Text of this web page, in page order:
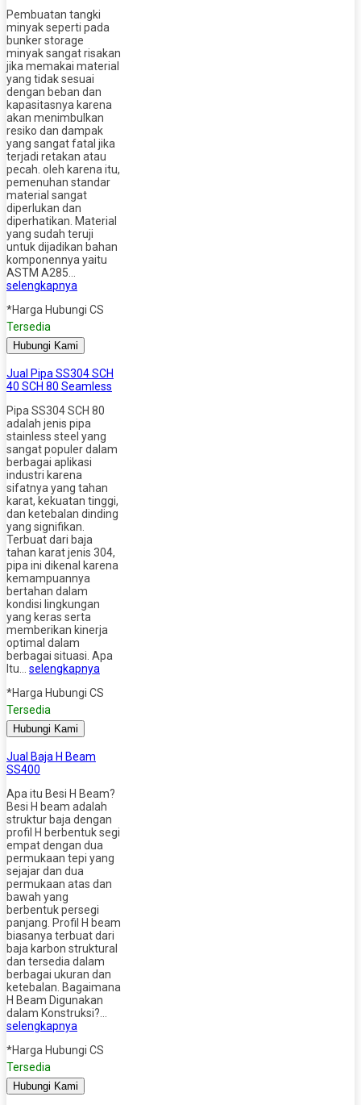
Pembuatan tangki
minyak seperti pada
bunker storage
minyak sangat risakan
jika memakai material
yang tidak sesuai
dengan beban dan
kapasitasnya karena
akan menimbulkan
resiko dan dampak
yang sangat fatal jika
terjadi retakan atau
pecah. oleh karena itu,
pemenuhan standar
material sangat
diperlukan dan
diperhatikan. Material
yang sudah teruji
untuk dijadikan bahan
komponennya yaitu
ASTM A285…
selengkapnya
*Harga Hubungi CS
Tersedia
Hubungi Kami
Jual Pipa SS304 SCH
40 SCH 80 Seamless
Pipa SS304 SCH 80
adalah jenis pipa
stainless steel yang
sangat populer dalam
berbagai aplikasi
industri karena
sifatnya yang tahan
karat, kekuatan tinggi,
dan ketebalan dinding
yang signifikan.
Terbuat dari baja
tahan karat jenis 304,
pipa ini dikenal karena
kemampuannya
bertahan dalam
kondisi lingkungan
yang keras serta
memberikan kinerja
optimal dalam
berbagai situasi. Apa
Itu… selengkapnya
*Harga Hubungi CS
Tersedia
Hubungi Kami
Jual Baja H Beam
SS400
Apa itu Besi H Beam?
Besi H beam adalah
struktur baja dengan
profil H berbentuk segi
empat dengan dua
permukaan tepi yang
sejajar dan dua
permukaan atas dan
bawah yang
berbentuk persegi
panjang. Profil H beam
biasanya terbuat dari
baja karbon struktural
dan tersedia dalam
berbagai ukuran dan
ketebalan. Bagaimana
H Beam Digunakan
dalam Konstruksi?…
selengkapnya
*Harga Hubungi CS
Tersedia
Hubungi Kami